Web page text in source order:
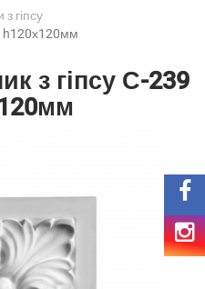
гіпсу
h120х120мм
з гіпсу С-239